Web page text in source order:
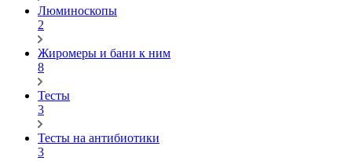
Люминоскопы
2
Жиромеры и бани к ним
8
Тесты
3
Тесты на антибиотики
3